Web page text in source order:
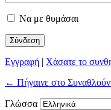
Να με θυμάσαι
Εγγραφή | Χάσατε το
← Πήγαινε στο
Γλώσσα